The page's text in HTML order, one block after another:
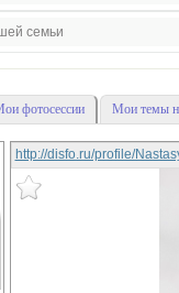
семьи
фотосессии Мои темы
http://disfo.ru/profile/